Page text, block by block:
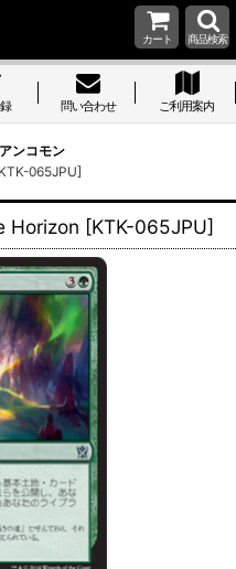
カート 商品検索
問い合わせ ご利用案内
ンコモン
065JPU]
Horizon [KTK-065JPU]